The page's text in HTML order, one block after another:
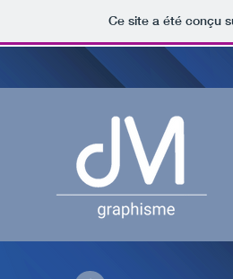
Ce site a été conçu